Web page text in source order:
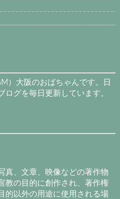
）大阪のおばちゃんです。日
グを毎日更新しています。
真、文章、映像などの著作物
教の目的に創作され、著作権
的以外の用途に使用される場